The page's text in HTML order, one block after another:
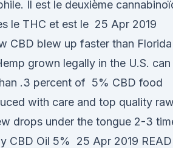
Il est le deuxième
le THC et est le 25 Apr 2019
CBD blew up faster than Florida
grown legally in the U.S. can
.3 percent of 5% CBD food
with care and top quality raw
drops under the tongue 2-3
CBD Oil 5% 25 Apr 2019 READ